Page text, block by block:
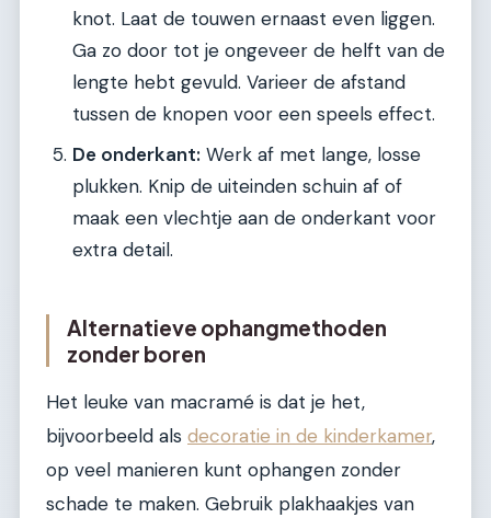
knot. Laat de touwen ernaast even liggen.
Ga zo door tot je ongeveer de helft van de
lengte hebt gevuld. Varieer de afstand
tussen de knopen voor een speels effect.
De onderkant: Werk af met lange, losse
plukken. Knip de uiteinden schuin af of
maak een vlechtje aan de onderkant voor
extra detail.
Alternatieve ophangmethoden
zonder boren
Het leuke van macramé is dat je het,
bijvoorbeeld als decoratie in de kinderkamer,
op veel manieren kunt ophangen zonder
schade te maken. Gebruik plakhaakjes van